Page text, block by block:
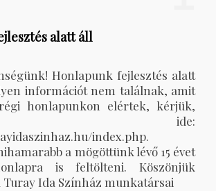
alatt áll
Honlapunk fejlesztés alatt
információt nem találnak, amit
honlapunkon elértek, kérjük,
ide:
index.php.
a mögöttünk lévő 15 évet
is feltölteni. Köszönjük
Ida Színház munkatársai